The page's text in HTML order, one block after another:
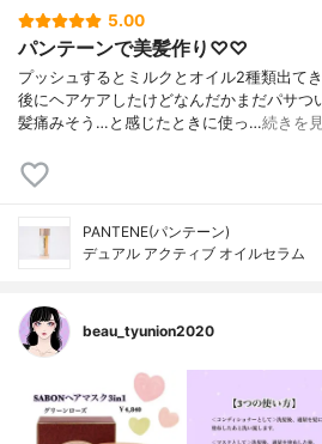
5.00
パンテーンで美髪作り♡♡
プッシュするとミルクとオイル2種類出て
後にヘアケアしたけどなんだかまだパサつ
髪痛みそう…と感じたときに使っ…続きを
PANTENE(パンテーン)
デュアル アクティブ オイルセラム
beau_tyunion2020